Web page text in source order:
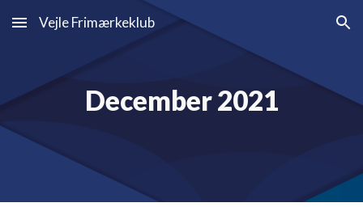
Skip to main content Skip to navigation
Vejle Frimærkeklub
December 2021